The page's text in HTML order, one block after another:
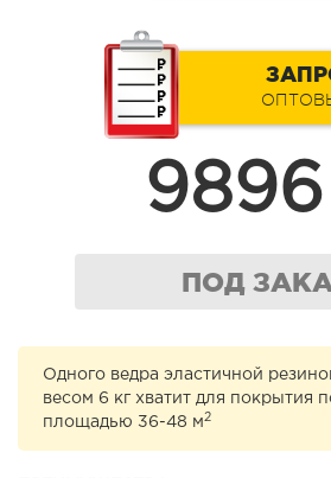
9896
ПОД
Одного ведра эластичной
весом 6 кг хватит для покрытия
площадью 36-48 м 2